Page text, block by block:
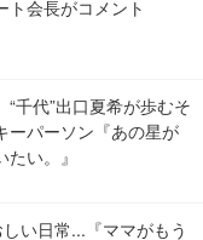
ト会長がコメント
“千代”出口夏希が歩むそ
ーパーソン『あの星が
たい。』
い日常...『ママがもう